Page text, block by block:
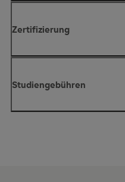
Zertifizierung
Studiengebühren